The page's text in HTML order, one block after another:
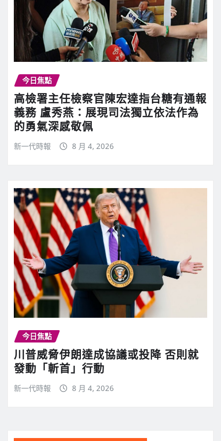
今日焦點
高檢署主任檢察官陳宏達指台糖有通報
義務 盧秀燕：展現司法獨立依法作為
的勇氣深感敬佩
新一代時報 8 月 4, 2026
今日焦點
川普威脅伊朗達成協議或投降 否則就
發動「斬首」行動
新一代時報 8 月 4, 2026